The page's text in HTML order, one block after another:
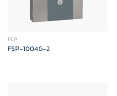
FCP
FSP-1004G-2